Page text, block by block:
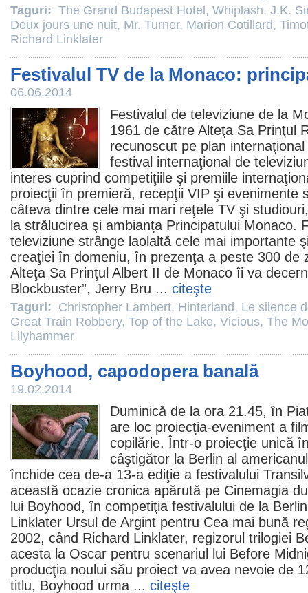
Taguri: The Grand Budapest Hotel , Whiplash, J.K.
Deux jours une nuit, Mr. Turner, Marion Cotillard,
Richard Linklater
Festivalul TV de la Monaco:
06.06.2014
Festivalul de televiziune de la
1961 de către Alteţa Sa Prinţul
recunoscut pe plan
festival internaţional de
interes cuprind competiţiile şi premiile
proiecţii în premieră, recepţii VIP şi evenimente
câteva dintre cele mai mari reţele TV şi
la strălucirea şi ambianţa Principatului Monaco.
televiziune strânge laolaltă cele mai importante
creaţiei în domeniu, în prezenţa a peste 300 de
Alteţa Sa Prinţul Albert II de Monaco îi va
Blockbuster”, Jerry Bru ... citeşte
Taguri: Christopher Lambert, Hinterland, Le silence
Great Train Robbery, Top of the Lake, Vicious, The
Lilyhammer
Boyhood, capodopera banală
19.02.2014
Duminică de la ora 21.45, în
are loc proiecţia-eveniment a
copilărie. Într-o proiecţie unică
câştigător la Berlin al
închide cea de-a 13-a ediţie a festivalului
această ocazie cronica apărută pe Cinemagia
lui Boyhood, în competiţia festivalului de la
Linklater Ursul de Argint pentru Cea mai bună
2002, când Richard Linklater, regizorul trilogiei
acesta la Oscar pentru scenariul lui Before
producţia noului său proiect va avea nevoie de
titlu, Boyhood urma ... citeşte